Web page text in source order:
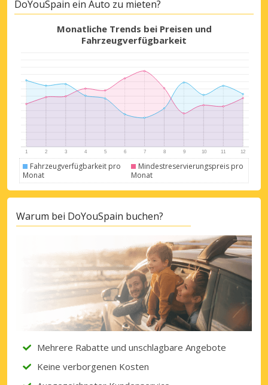
Top-Ersparnisses
Erhalten Sie Zugang zu exklusiven
Partnerangeboten
Mit eLink anmelden
DoYouSpain ein Auto zu mieten?
Monatliche Trends bei Preisen und
Fahrzeugverfügbarkeit
Fahrzeugverfügbarkeit pro
Monat
Mindestreservierungspreis pro
Monat
Warum bei DoYouSpain buchen?
Mehrere Rabatte und unschlagbare Angebote
Keine verborgenen Kosten